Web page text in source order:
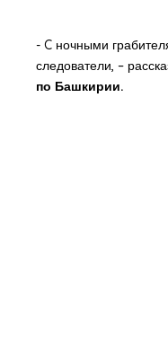
- C ночными
следователи, –
по Башкирии.